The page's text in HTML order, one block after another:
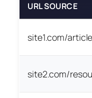
URL SOURCE
site1.com/article
site2.com/